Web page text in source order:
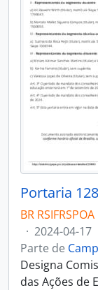
Portaria
BR
· 2024-04-17
Parte de
Designa
das Ações de